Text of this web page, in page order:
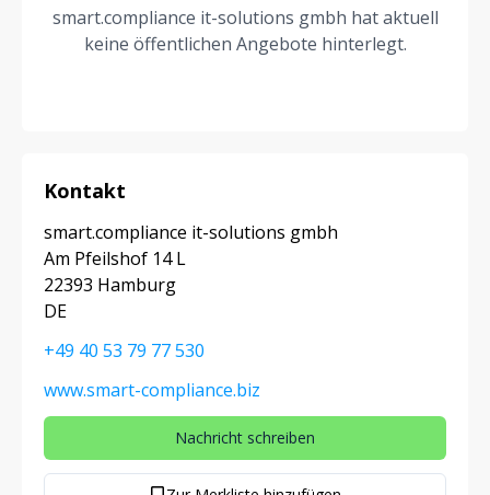
smart.compliance it-solutions gmbh hat aktuell
keine öffentlichen Angebote hinterlegt.
Kontakt
smart.compliance it-solutions gmbh
Am Pfeilshof 14 L
22393 Hamburg
DE
+49 40 53 79 77 530
www.smart-compliance.biz
Nachricht schreiben